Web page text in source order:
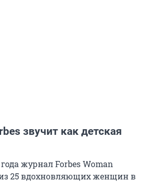
звучит как детская
журнал Forbes Woman
из 25 вдохновляющих женщин в